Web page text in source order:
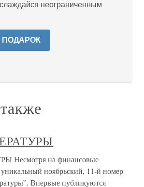
неограниченным
ПОДАРОК
Несмотря на финансовые
ноябрьский, 11-й номер
Впервые публикуются